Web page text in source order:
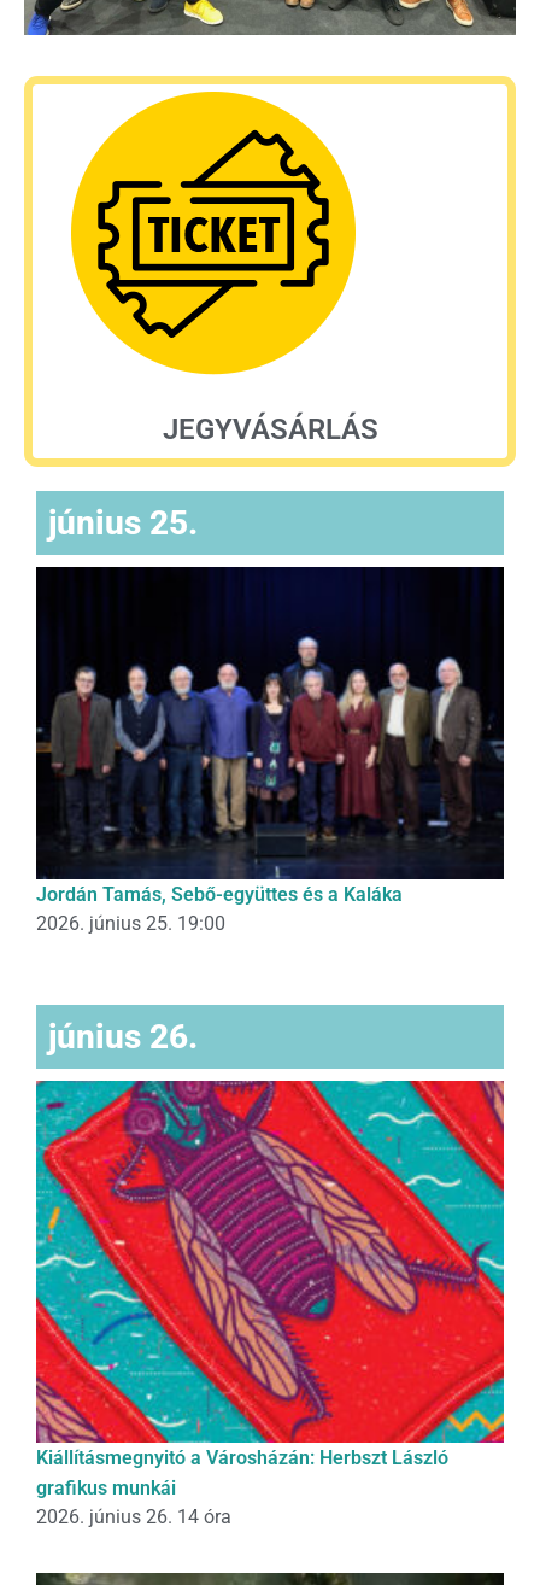
JEGYVÁSÁRLÁS
június 25.
Jordán Tamás, Sebő-együttes és a Kaláka
2026. június 25. 19:00
június 26.
Kiállításmegnyitó a Városházán: Herbszt László
grafikus munkái
2026. június 26. 14 óra